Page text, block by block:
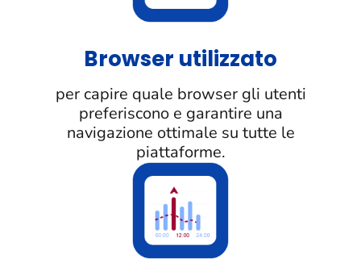
Browser utilizzato
per capire quale browser gli utenti
preferiscono e garantire una
navigazione ottimale su tutte le
piattaforme.